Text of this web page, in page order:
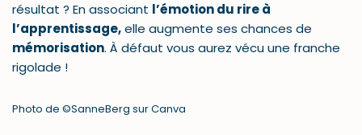
résultat ? En associant l’émotion du rire à
l’apprentissage,elle augmente ses chances de
mémorisation. À défaut vous aurez vécu une franche
rigolade !
Photo de ©SanneBerg sur Canva